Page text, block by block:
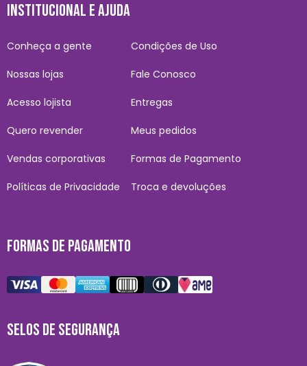
INSTITUCIONAL E AJUDA
Conheça a gente
Nossas lojas
Acesso lojista
Quero revender
Vendas corporativas
Políticas de Privacidade
Condições de Uso
Fale Conosco
Entregas
Meus pedidos
Formas de Pagamento
Troca e devoluções
FORMAS DE PAGAMENTO
SELOS DE SEGURANÇA